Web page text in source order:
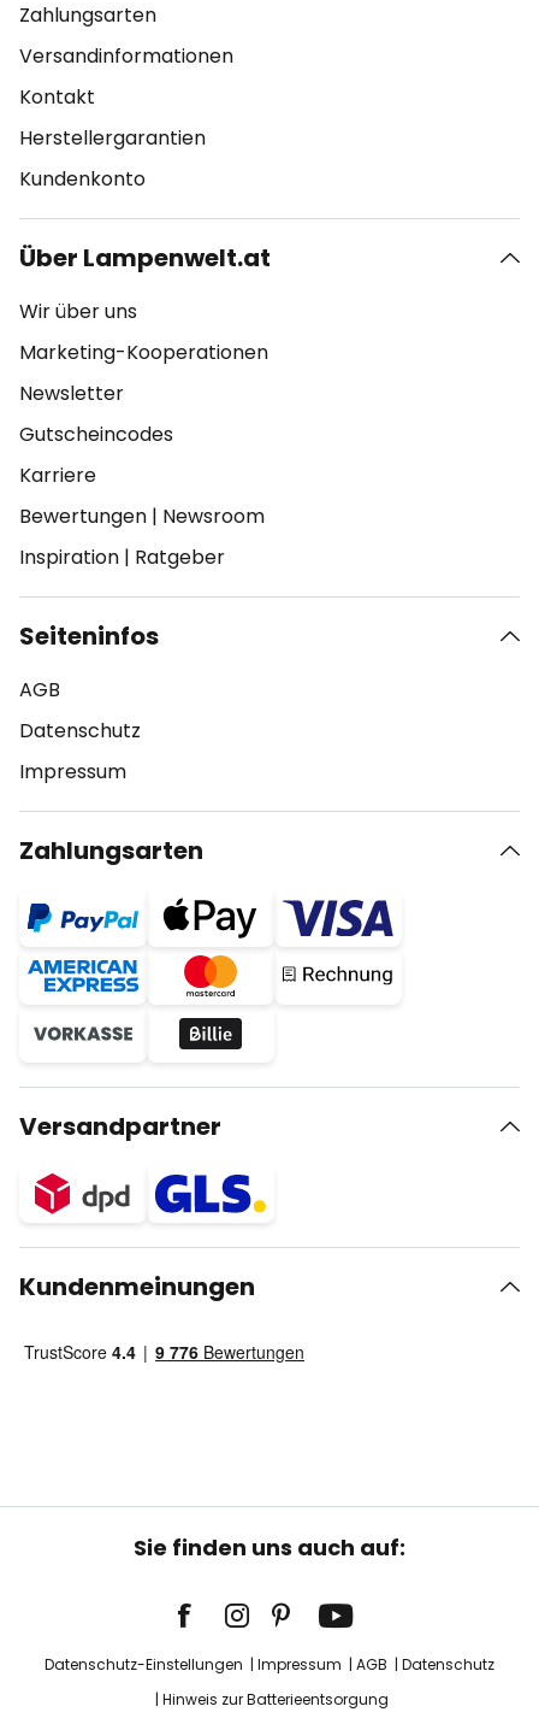
Zahlungsarten
Versandinformationen
Kontakt
Herstellergarantien
Kundenkonto
Über Lampenwelt.at
Wir über uns
Marketing-Kooperationen
Newsletter
Gutscheincodes
Karriere
Bewertungen | Newsroom
Inspiration | Ratgeber
Seiteninfos
AGB
Datenschutz
Impressum
Zahlungsarten
Versandpartner
Kundenmeinungen
Sie finden uns auch auf:
Datenschutz-Einstellungen Impressum AGB
Datenschutz
Hinweis zur Batterieentsorgung